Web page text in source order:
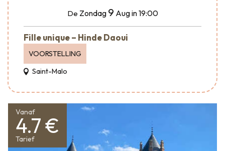
De Zondag 9 Augin 19:00
Fille unique – Hinde Daoui
VOORSTELLING
Saint-Malo
Vanaf
4.7 €
Tarief